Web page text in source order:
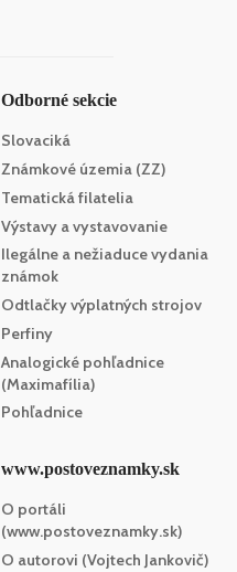
Odborné sekcie
Slovaciká
Známkové územia (ZZ)
Tematická filatelia
Výstavy a vystavovanie
Ilegálne a nežiaduce vydania
známok
Odtlačky výplatných strojov
Perfiny
Analogické pohľadnice
(Maximafília)
Pohľadnice
www.postoveznamky.sk
O portáli
(www.postoveznamky.sk)
O autorovi (Vojtech Jankovič)